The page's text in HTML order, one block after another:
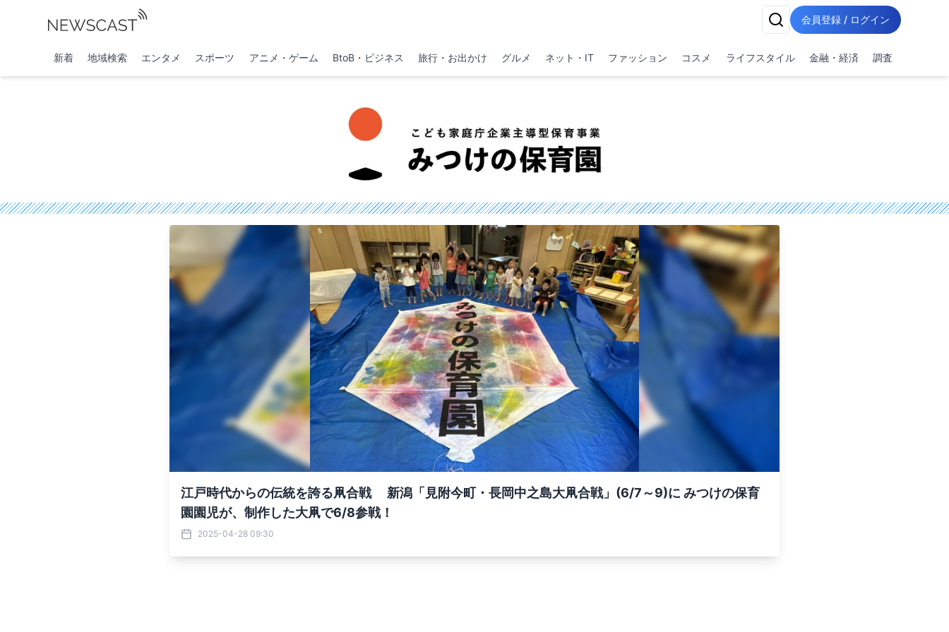
会員登録 / ログイン
新着 地域検索 エンタメ スポーツ アニメ・ゲーム BtoB・ビジネス 旅行・お出かけ グルメ ネット・IT ファッション コスメ ライフスタイル 金融・経済 調査
江戸時代からの伝統を誇る凧合戦 新潟「見附今町・長岡中之島大凧合戦」(6/7～9)に みつけの保育
園園児が、制作した大凧で6/8参戦！
2025-04-28 09:30